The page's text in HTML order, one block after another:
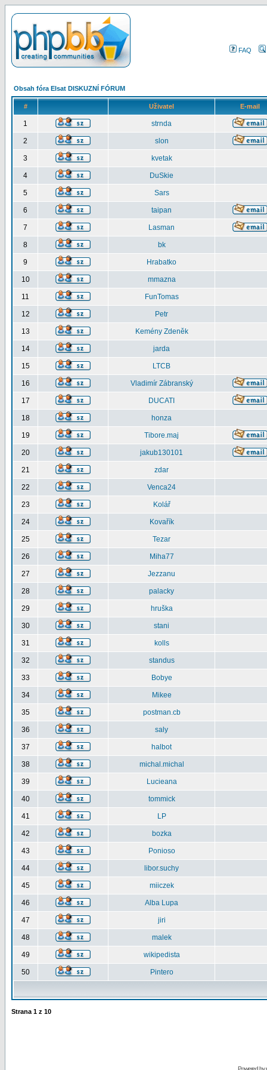
FAQ
Obsah fóra Elsat DISKUZNÍ FÓRUM
# Uživatel E-mail
1 strnda
2 slon
3 kvetak
4 DuSkie
5 Sars
6 taipan
7 Lasman
8 bk
9 Hrabatko
10 mmazna
11 FunTomas
12 Petr
13 Kemény Zdeněk
14 jarda
15 LTCB
16 Vladimír Zábranský
17 DUCATI
18 honza
19 Tibore.maj
20 jakub130101
21 zdar
22 Venca24
23 Kolář
24 Kovařík
25 Tezar
26 Miha77
27 Jezzanu
28 palacky
29 hruška
30 stani
31 kolls
32 standus
33 Bobye
34 Mikee
35 postman.cb
36 saly
37 halbot
38 michal.michal
39 Lucieana
40 tommick
41 LP
42 bozka
43 Ponioso
44 libor.suchy
45 miiczek
46 Alba Lupa
47 jiri
48 malek
49 wikipedista
50 Pintero
Strana 1 z 10
Powered by